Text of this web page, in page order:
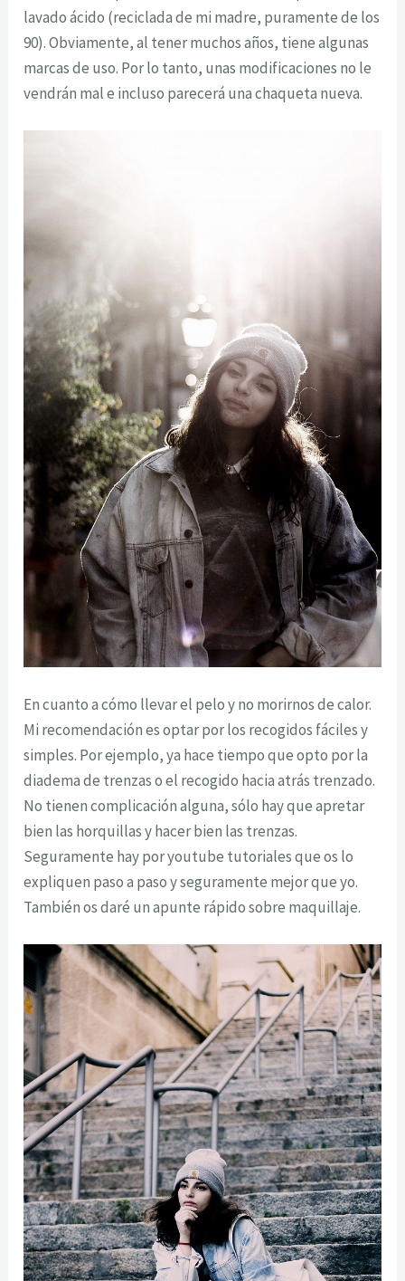
lavado ácido (reciclada de mi madre, puramente de los
90). Obviamente, al tener muchos años, tiene algunas
marcas de uso. Por lo tanto, unas modificaciones no le
vendrán mal e incluso parecerá una chaqueta nueva.
En cuanto a cómo llevar el pelo y no morirnos de calor.
Mi recomendación es optar por los recogidos fáciles y
simples. Por ejemplo, ya hace tiempo que opto por la
diadema de trenzas o el recogido hacia atrás trenzado.
No tienen complicación alguna, sólo hay que apretar
bien las horquillas y hacer bien las trenzas.
Seguramente hay por youtube tutoriales que os lo
expliquen paso a paso y seguramente mejor que yo.
También os daré un apunte rápido sobre maquillaje.